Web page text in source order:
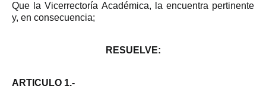
Que la Vicerrectoría Académica, la encuentra pertinente
y, en consecuencia;
RESUELVE:
ARTICULO 1.-